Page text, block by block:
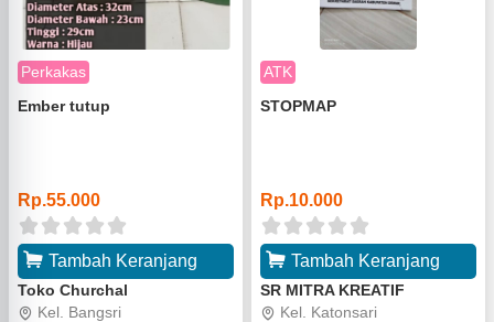
Perkakas
Ember tutup
Rp.55.000
Tambah Keranjang
Toko Churchal
Kel. Bangsri
ATK
STOPMAP
Rp.10.000
Tambah Keranjang
SR MITRA KREATIF
Kel. Katonsari